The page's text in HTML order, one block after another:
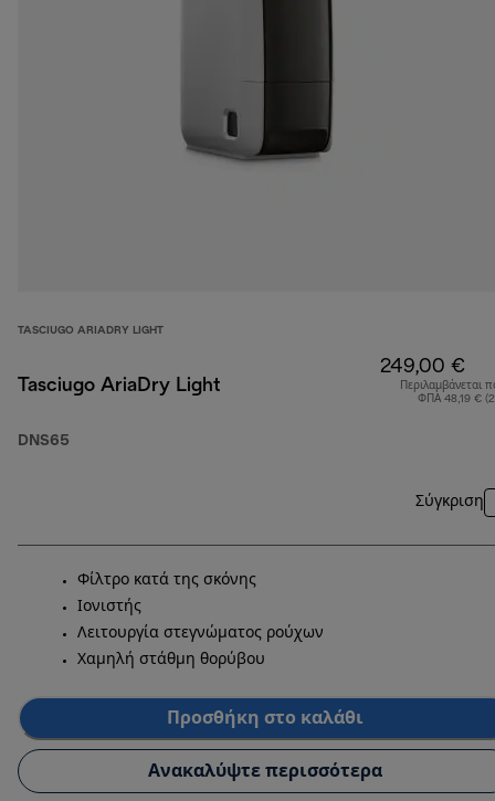
TASCIUGO ARIADRY LIGHT
Tasciugo AriaDry Light
DNS65
249,00 €
Περιλαμβάνεται
ΦΠΑ 48,19 €
Σύγκριση
Φίλτρο κατά της σκόνης
Ιονιστής
Λειτουργία στεγνώματος ρούχων
Χαμηλή στάθμη θορύβου
Προσθήκη στο καλάθι
Ανακαλύψτε περισσότερα